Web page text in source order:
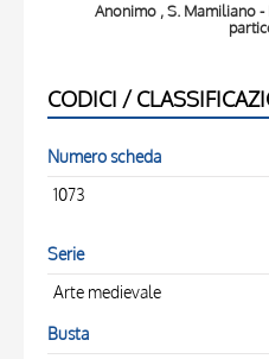
Anonimo , S. Mamiliano
CODICI /
Numero scheda
1073
Serie
Arte medievale
Busta